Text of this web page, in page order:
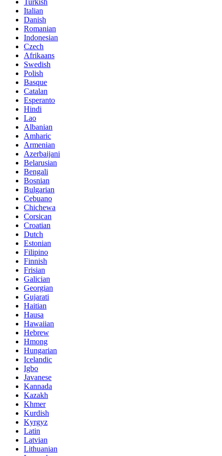
Turkish
Italian
Danish
Romanian
Indonesian
Czech
Afrikaans
Swedish
Polish
Basque
Catalan
Esperanto
Hindi
Lao
Albanian
Amharic
Armenian
Azerbaijani
Belarusian
Bengali
Bosnian
Bulgarian
Cebuano
Chichewa
Corsican
Croatian
Dutch
Estonian
Filipino
Finnish
Frisian
Galician
Georgian
Gujarati
Haitian
Hausa
Hawaiian
Hebrew
Hmong
Hungarian
Icelandic
Igbo
Javanese
Kannada
Kazakh
Khmer
Kurdish
Kyrgyz
Latin
Latvian
Lithuanian